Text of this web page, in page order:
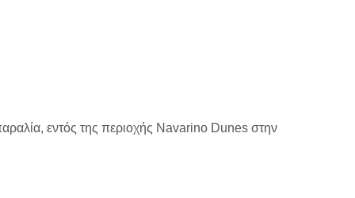
εντός της περιοχής Navarino Dunes στην